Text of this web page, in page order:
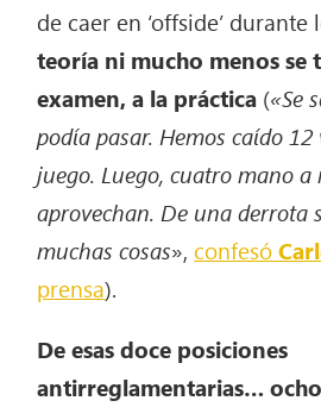
de caer en ‘offside’ durante
teoría ni mucho menos se
examen, a la práctica («Se
podía pasar. Hemos caído 12
juego. Luego, cuatro mano a
aprovechan. De una derrota
muchas cosas», confesó
prensa).
De esas doce posiciones
antirreglamentarias…